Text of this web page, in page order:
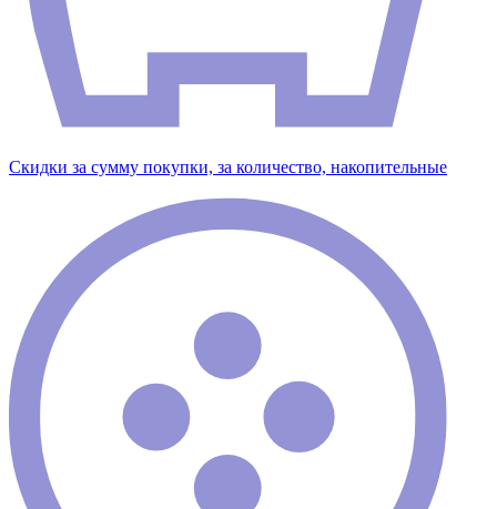
Скидки за сумму покупки, за количество, накопительные